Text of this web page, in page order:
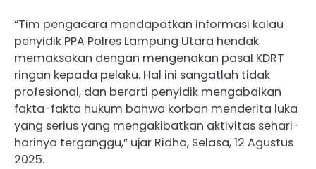
“Tim pengacara mendapatkan informasi kalau
penyidik PPA Polres Lampung Utara hendak
memaksakan dengan mengenakan pasal KDRT
ringan kepada pelaku. Hal ini sangatlah tidak
profesional, dan berarti penyidik mengabaikan
fakta-fakta hukum bahwa korban menderita luka
yang serius yang mengakibatkan aktivitas sehari-
harinya terganggu,” ujar Ridho, Selasa, 12 Agustus
2025.